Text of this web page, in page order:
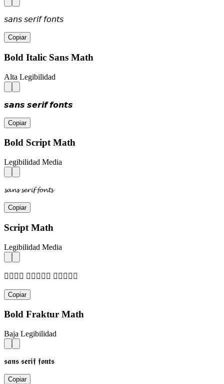
𝘴𝘢𝘯𝘴 𝘴𝘦𝘳𝘪𝘧 𝘧𝘰𝘯𝘵𝘴
Copiar
Bold Italic Sans Math
Alta Legibilidad
𝙨𝙖𝙣𝙨 𝙨𝙚𝙧𝙞𝙛 𝙛𝙤𝙣𝙩𝙨
Copiar
Bold Script Math
Legibilidad Media
𝓼𝓪𝓷𝓼 𝓼𝓮𝓻𝓲𝓯 𝓯𝓸𝓷𝓽𝓼
Copiar
Script Math
Legibilidad Media
𝓈𝒶𝓃𝓈 𝓈𝒺𝓇𝒾𝒻 𝒻𝓄𝓃𝓉𝓈
Copiar
Bold Fraktur Math
Baja Legibilidad
𝖘𝖆𝖓𝖘 𝖘𝖊𝖗𝖎𝖋 𝖋𝖔𝖓𝖙𝖘
Copiar